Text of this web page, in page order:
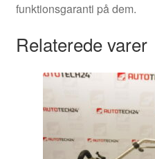
funktionsgaranti på dem.
Relaterede varer